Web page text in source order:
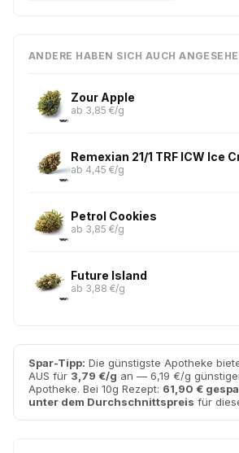
ANDERE HABEN SICH AUCH
Zour Apple
ab 3,85 €/g
ab 4,45 €/g
Petrol Cookies
ab 3,85 €/g
Future Island
ab 3,88 €/g
Spar-Tipp: Die günstigste Apotheke
AUS für 3,79 €/g an — 6,19 €/g
Apotheke. Bei 10g Rezept: 61,90 €
unter dem Durchschnittspreis für